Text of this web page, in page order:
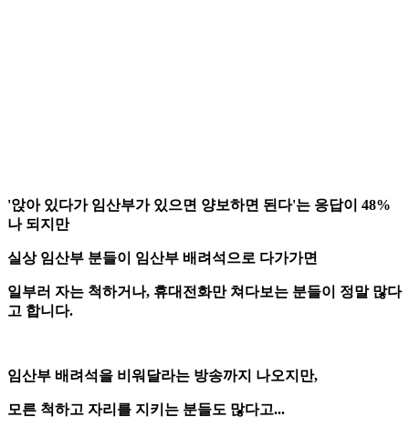
'앉아 있다가 임산부가 있으면 양보하면 된다'는 응답이 48%
나 되지만
실상 임산부 분들이 임산부 배려석으로 다가가면
일부러 자는 척하거나, 휴대전화만 쳐다보는 분들이 정말 많다
고 합니다.
임산부 배려석을 비워달라는 방송까지 나오지만,
모른 척하고 자리를 지키는 분들도 많다고...